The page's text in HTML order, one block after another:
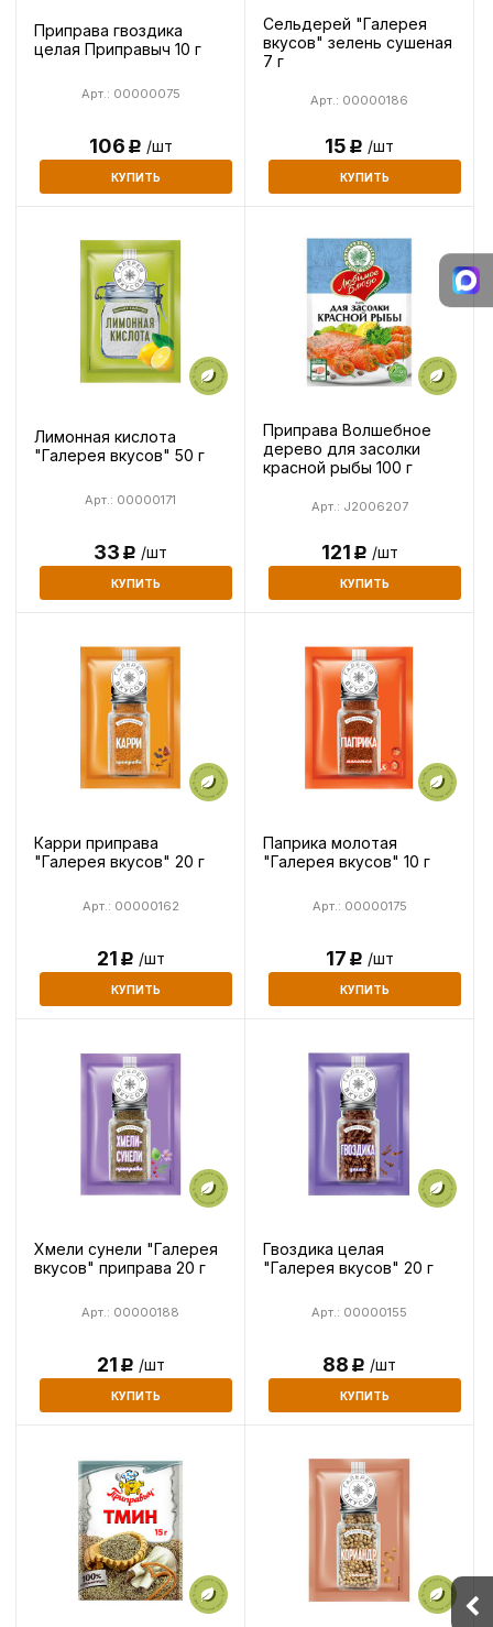
Приправа гвоздика
целая Приправыч 10 г
Арт.: 00000075
106Р /шт
КУПИТЬ
Сельдерей "Галерея
вкусов" зелень сушеная
7 г
Арт.: 00000186
15Р /шт
КУПИТЬ
Лимонная кислота
"Галерея вкусов" 50 г
Арт.: 00000171
33Р /шт
КУПИТЬ
Приправа Волшебное
дерево для засолки
красной рыбы 100 г
Арт.: J2006207
121Р /шт
КУПИТЬ
Карри приправа
"Галерея вкусов" 20 г
Арт.: 00000162
21Р /шт
КУПИТЬ
Паприка молотая
"Галерея вкусов" 10 г
Арт.: 00000175
17Р /шт
КУПИТЬ
Хмели сунели "Галерея
вкусов" приправа 20 г
Арт.: 00000188
21Р /шт
КУПИТЬ
Гвоздика целая
"Галерея вкусов" 20 г
Арт.: 00000155
88Р /шт
КУПИТЬ